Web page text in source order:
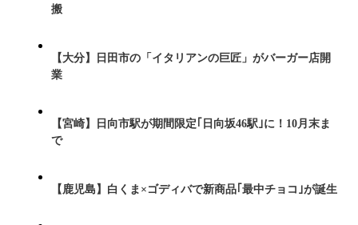
搬
【大分】日田市の「イタリアンの巨匠」がバーガー店開
業
【宮崎】日向市駅が期間限定｢日向坂46駅｣に！10月末ま
で
【鹿児島】白くま×ゴディバで新商品｢最中チョコ｣が誕生